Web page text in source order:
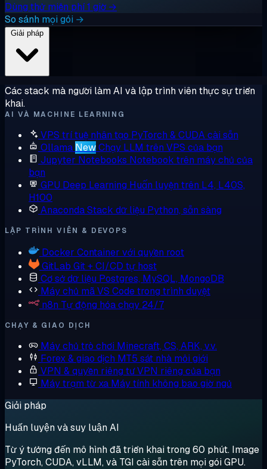
Dùng thử miễn phí 1 giờ →
So sánh mọi gói →
Các stack mà người làm AI và lập trình viên thực sự triển
khai.
AI VÀ MACHINE LEARNING
VPS trí tuệ nhân tạo PyTorch & CUDA cài sẵn
Ollama NewChạy LLM trên VPS của bạn
Jupyter Notebooks Notebook trên máy chủ của
bạn
GPU Deep Learning Huấn luyện trên L4, L40S,
H100
AnacondaStack dữ liệu Python, sẵn sàng
LẬP TRÌNH VIÊN & DEVOPS
Docker Container với quyền root
GitLab Git + CI/CD tự host
Cơ sở dữ liệu Postgres, MySQL, MongoDB
Máy chủ mãVS Code trong trình duyệt
n8n Tự động hóa chạy 24/7
CHẠY & GIAO DỊCH
Máy chủ trò chơi Minecraft, CS, ARK, v.v.
Forex & giao dịch MT5 sát nhà môi giới
VPN & quyền riêng tưVPN riêng của bạn
Máy trạm từ xa Máy tính không bao giờ ngủ
Giải pháp
Huấn luyện và suy luận AI
Từ ý tưởng đến mô hình đã triển khai trong 60 phút. Image
PyTorch, CUDA, vLLM, và TGI cài sẵn trên mọi gói GPU.